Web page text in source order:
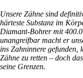
Unsere Zähne sind
härteste Substanz im
Diamant-Bohrer mit
unangreifbar macht er
ins Zahninnere gefunden,
Zähne zu retten – doch
seine Grenzen.